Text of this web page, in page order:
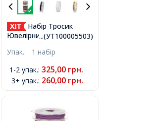
...(УТ100005503)
Набір Тросик
Ювелірний Нержавіюча
кольорів, 0.38мм, 10
10м/котушка,
Упак.: 1 набір
1-2 упак.: 325,00 грн.
3+ упак.: 260,00 грн.